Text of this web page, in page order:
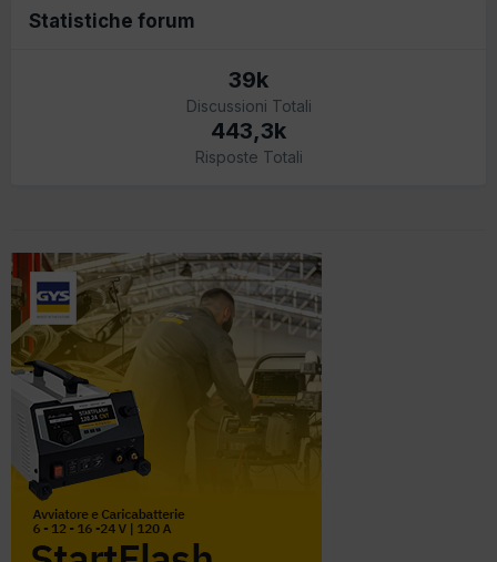
Statistiche forum
39k
Discussioni Totali
443,3k
Risposte Totali